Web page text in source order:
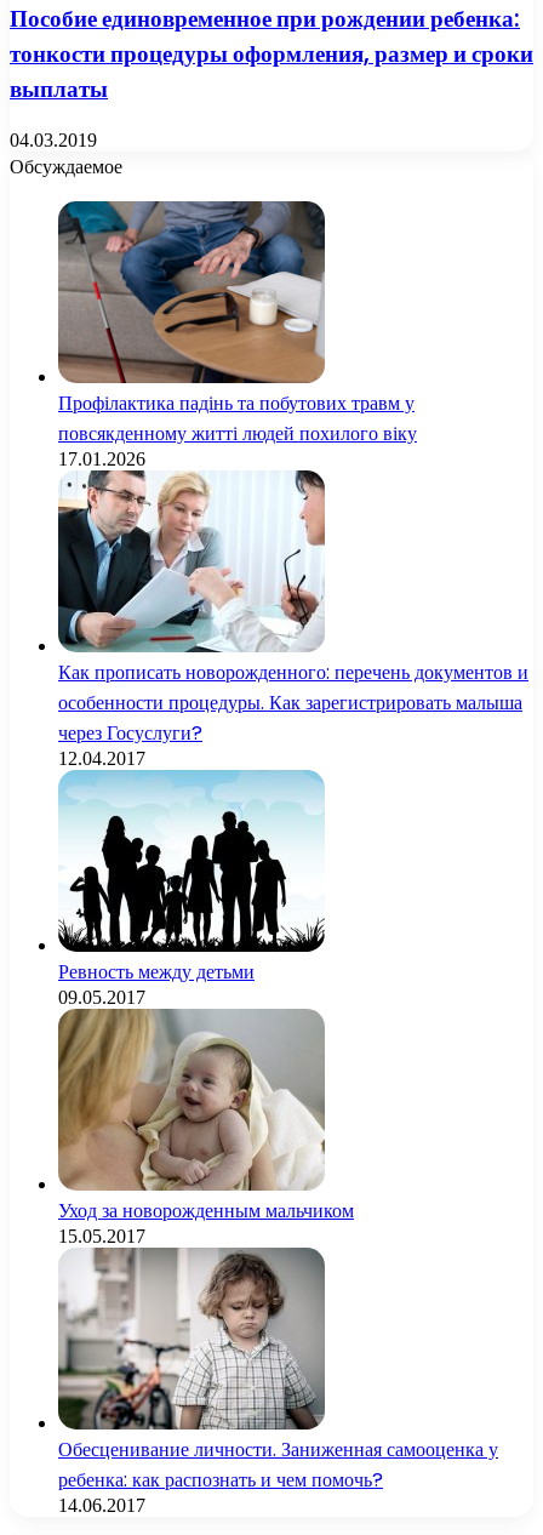
Пособие единовременное при рождении ребенка:
тонкости процедуры оформления, размер и сроки
выплаты
04.03.2019
Обсуждаемое
Профілактика падінь та побутових травм у
повсякденному житті людей похилого віку
17.01.2026
Как прописать новорожденного: перечень документов и
особенности процедуры. Как зарегистрировать малыша
через Госуслуги?
12.04.2017
Ревность между детьми
09.05.2017
Уход за новорожденным мальчиком
15.05.2017
Обесценивание личности. Заниженная самооценка у
ребенка: как распознать и чем помочь?
14.06.2017